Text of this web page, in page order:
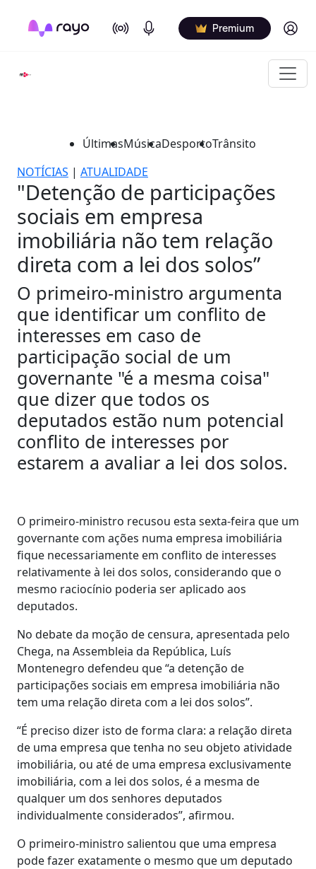
On Air Podcasts Premium Log in
ÚltimasMúsicaDesportoTrânsito
NOTÍCIAS | ATUALIDADE
"Detenção de participações
sociais em empresa
imobiliária não tem relação
direta com a lei dos solos”
O primeiro-ministro argumenta
que identificar um conflito de
interesses em caso de
participação social de um
governante "é a mesma coisa"
que dizer que todos os
deputados estão num potencial
conflito de interesses por
estarem a avaliar a lei dos solos.
O primeiro-ministro recusou esta sexta-feira que um
governante com ações numa empresa imobiliária
fique necessariamente em conflito de interesses
relativamente à lei dos solos, considerando que o
mesmo raciocínio poderia ser aplicado aos
deputados.
No debate da moção de censura, apresentada pelo
Chega, na Assembleia da República, Luís
Montenegro defendeu que “a detenção de
participações sociais em empresa imobiliária não
tem uma relação direta com a lei dos solos”.
“É preciso dizer isto de forma clara: a relação direta
de uma empresa que tenha no seu objeto atividade
imobiliária, ou até de uma empresa exclusivamente
imobiliária, com a lei dos solos, é a mesma de
qualquer um dos senhores deputados
individualmente considerados”, afirmou.
O primeiro-ministro salientou que uma empresa
pode fazer exatamente o mesmo que um deputado